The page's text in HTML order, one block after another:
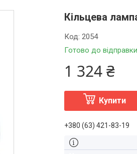
Кільцева
Готово до відправки
Код:2054
1 324 ₴
Купити
+380 (63) 421-83-19